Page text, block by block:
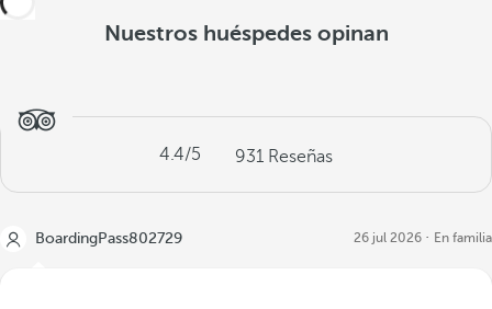
Nuestros huéspedes opinan
4.4/5 931 Reseñas
BoardingPass802729 26 jul 2026 En familia